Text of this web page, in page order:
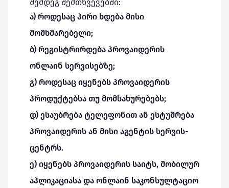
შემდეგ შემთხვევებში:
ა) როდესაც პირი ხდება მისი
მომხმარებელი;
ბ) რეგისტრირდება პროვაიდერის
ონლაინ სერვისებზე;
გ) როდესაც იყენებს პროვაიდერის
პროდუქტებსა თუ მომსახურებებს;
დ) ესაუბრება ტელეფონით ან ესტუმრება
პროვაიდერის ან მისი აგენტის სერვის-
ცენტრს.
ე) იყენებს პროვაიდერის საიტს, მობილურ
აპლიკაციასა და ონლაინ საკონსულტაციო